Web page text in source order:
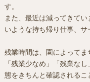
す。
また、最近は減ってきて
いような持ち帰り仕事、サ
残業時間は、園によってま
「残業少なめ」「残業な
態をきちんと確認されるこ